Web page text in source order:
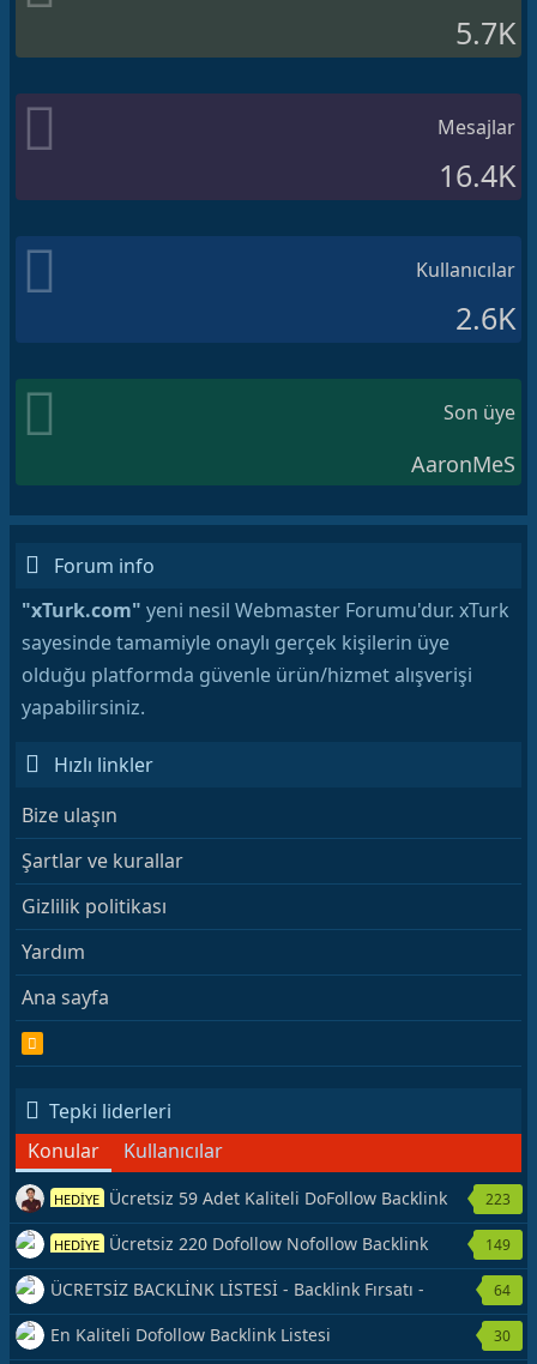
5.7K
Mesajlar
16.4K
Kullanıcılar
2.6K
Son üye
AaronMeS
Forum info
"xTurk.com" yeni nesil Webmaster Forumu'dur. xTurk
sayesinde tamamiyle onaylı gerçek kişilerin üye
olduğu platformda güvenle ürün/hizmet alışverişi
yapabilirsiniz.
Hızlı linkler
Bize ulaşın
Şartlar ve kurallar
Gizlilik politikası
Yardım
Ana sayfa
S
Tepki liderleri
Konular
Kullanıcılar
HEDİYE Ücretsiz 59 Adet Kaliteli DoFollow Backlink
Kaynağı Veriyorum.
223
HEDİYE Ücretsiz 220 Dofollow Nofollow Backlink
Veriyorum
149
ÜCRETSİZ BACKLİNK LİSTESİ - Backlink Fırsatı -
Hemen Yetiş!
64
En Kaliteli Dofollow Backlink Listesi 30